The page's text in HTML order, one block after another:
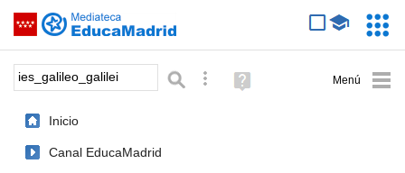
Saltar navegación
Palabra o frase: Búsqueda avanzada
Ayuda
(en
Inicio
Canal EducaMadrid